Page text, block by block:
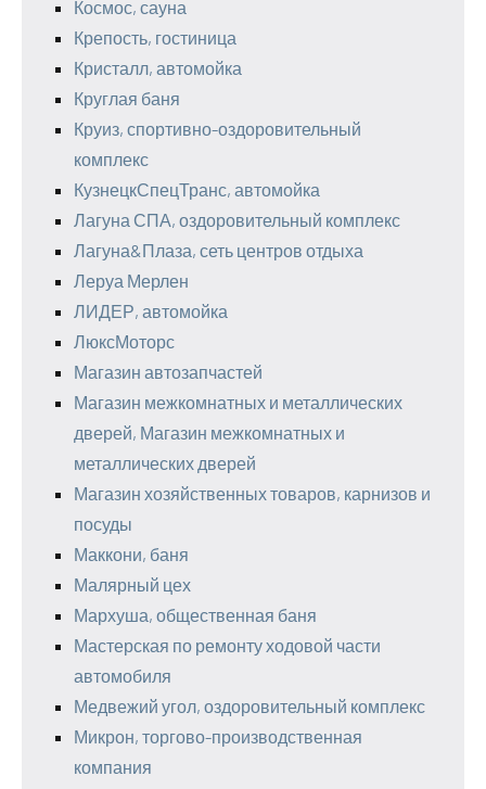
Космос, сауна
Крепость, гостиница
Кристалл, автомойка
Круглая баня
Круиз, спортивно-оздоровительный
комплекс
КузнецкСпецТранс, автомойка
Лагуна СПА, оздоровительный комплекс
Лагуна&Плаза, сеть центров отдыха
Леруа Мерлен
ЛИДЕР, автомойка
ЛюксМоторс
Магазин автозапчастей
Магазин межкомнатных и металлических
дверей, Магазин межкомнатных и
металлических дверей
Магазин хозяйственных товаров, карнизов и
посуды
Маккони, баня
Малярный цех
Мархуша, общественная баня
Мастерская по ремонту ходовой части
автомобиля
Медвежий угол, оздоровительный комплекс
Микрон, торгово-производственная
компания